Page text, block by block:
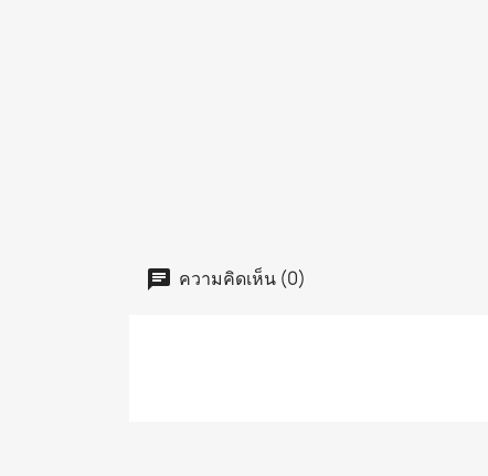
ความคิดเห็น (0)